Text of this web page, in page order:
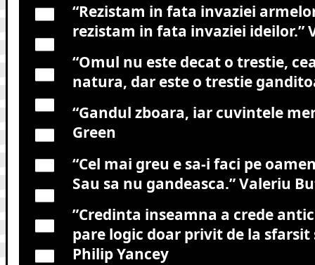
“Rezistam in fata invaziei
rezistam in fata invaziei ideilor.”
“Omul nu este decat o trestie,
natura, dar este o trestie
“Gandul zboara, iar cuvintele
Green
“Cel mai greu e sa-i faci pe
Sau sa nu gandeasca.”Valeriu
”Credinta inseamna a crede
pare logic doar privit de la sfarsit
Philip Yancey